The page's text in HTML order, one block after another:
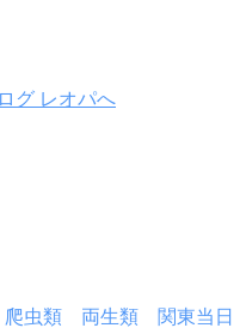
虫類 両生類 関東当日